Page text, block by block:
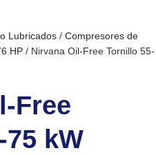
Lubricados / Compresores de
HP / Nirvana Oil-Free Tornillo 55-
Free
kW